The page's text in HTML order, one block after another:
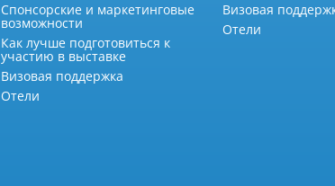
Спонсорские и маркетинговые
возможности
Как лучше подготовиться к
участию в выставке
Визовая поддержка
Отели
Визовая
Отели